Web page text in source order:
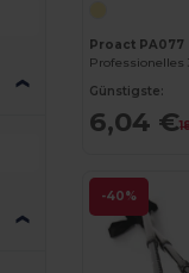
Proact PA077
Günstigste:
6,04 €
-40%